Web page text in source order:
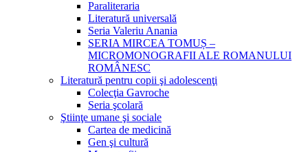
Paraliteraria
Literatură universală
Seria Valeriu Anania
SERIA MIRCEA TOMUȘ –
MICROMONOGRAFII ALE ROMANULUI
ROMÂNESC
Literatură pentru copii şi adolescenţi
Colecţia Gavroche
Seria şcolară
Ştiinţe umane şi sociale
Cartea de medicină
Gen şi cultură